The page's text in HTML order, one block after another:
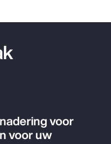
voor
voor uw